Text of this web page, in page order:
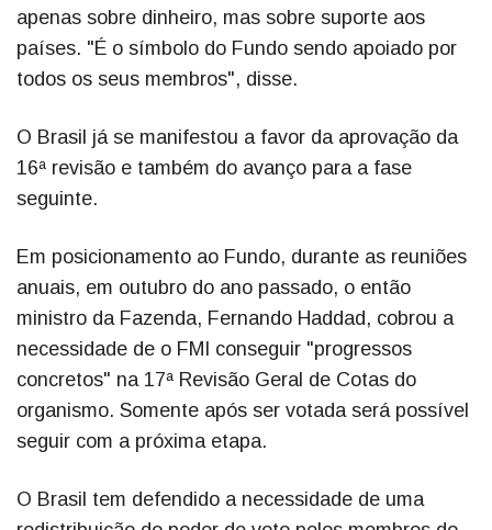
apenas sobre dinheiro, mas sobre suporte aos
países. "É o símbolo do Fundo sendo apoiado por
todos os seus membros", disse.
O Brasil já se manifestou a favor da aprovação da
16ª revisão e também do avanço para a fase
seguinte.
Em posicionamento ao Fundo, durante as reuniões
anuais, em outubro do ano passado, o então
ministro da Fazenda, Fernando Haddad, cobrou a
necessidade de o FMI conseguir "progressos
concretos" na 17ª Revisão Geral de Cotas do
organismo. Somente após ser votada será possível
seguir com a próxima etapa.
O Brasil tem defendido a necessidade de uma